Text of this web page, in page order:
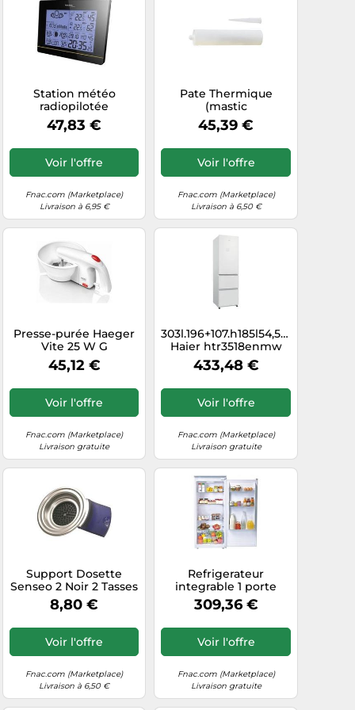
Station météo
radiopilotée
numérique Techno
Line WS 6750 G
47,83 €
Voir l'offre
Fnac.com (Marketplace)
Livraison à 6,95 €
Pate Thermique
(mastic
Thermique.310ml)
Pour Refrigerateur
G
45,39 €
Voir l'offre
Fnac.com (Marketplace)
Livraison à 6,50 €
Presse-purée Haeger
Vite 25 W G
45,12 €
Voir l'offre
Fnac.com (Marketplace)
Livraison gratuite
303l.196+107.h185l54,5.4*.35db
Haier htr3518enmw
blanc G
433,48 €
Voir l'offre
Fnac.com (Marketplace)
Livraison gratuite
Support Dosette
Senseo 2 Noir 2 Tasses
Pour Pieces
Preparation Des
Electromenager
Philips - 422225934730
8,80 €
Voir l'offre
Fnac.com (Marketplace)
Livraison à 6,50 €
Refrigerateur
integrable 1 porte
122cm Candy
CIL220EE/NCM blanc G
309,36 €
Voir l'offre
Fnac.com (Marketplace)
Livraison gratuite